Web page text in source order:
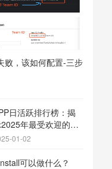
败，该如何配置-三步
日活跃排行榜：揭
年最受欢迎的应
后的秘密
01-02
可以做什么？